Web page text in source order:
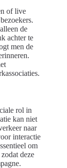
of live
de
achter te
men de
rol in
kan niet
naar
interactie
om
deze